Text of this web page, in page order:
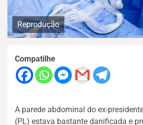
Reprodução
Compatilhe
A parede abdominal do ex-
(PL) estava bastante danificada e